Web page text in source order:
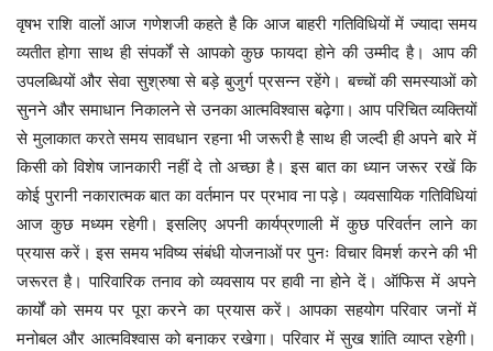
वृषभ राशि वालों आज गणेशजी कहते है कि आज बाहरी गतिविधियों में ज्यादा समय
व्यतीत होगा साथ ही संपर्कों से आपको कुछ फायदा होने की उम्मीद है। आप की
उपलब्धियों और सेवा सुश्रुषा से बड़े बुजुर्ग प्रसन्न रहेंगे। बच्चों की समस्याओं को
सुनने और समाधान निकालने से उनका आत्मविश्वास बढ़ेगा। आप परिचित व्यक्तियों
से मुलाकात करते समय सावधान रहना भी जरूरी है साथ ही जल्दी ही अपने बारे में
किसी को विशेष जानकारी नहीं दे तो अच्छा है। इस बात का ध्यान जरूर रखें कि
कोई पुरानी नकारात्मक बात का वर्तमान पर प्रभाव ना पड़े। व्यवसायिक गतिविधियां
आज कुछ मध्यम रहेगी। इसलिए अपनी कार्यप्रणाली में कुछ परिवर्तन लाने का
प्रयास करें। इस समय भविष्य संबंधी योजनाओं पर पुनः विचार विमर्श करने की भी
जरूरत है। पारिवारिक तनाव को व्यवसाय पर हावी ना होने दें। ऑफिस में अपने
कार्यों को समय पर पूरा करने का प्रयास करें। आपका सहयोग परिवार जनों में
मनोबल और आत्मविश्वास को बनाकर रखेगा। परिवार में सुख शांति व्याप्त रहेगी।